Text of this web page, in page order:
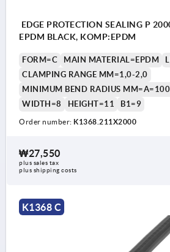
EDGE PROTECTION SEALING P
EPDM BLACK, KOMP:EPDM
FORM=C MAIN MATERIAL=EPDM
CLAMPING RANGE MM=1,0-2,0
MINIMUM BEND RADIUS
WIDTH=8
HEIGHT=11 B1=9
Order number: K1368.211X2000
₩27,550
plus sales tax
plus shipping costs
K1368 C